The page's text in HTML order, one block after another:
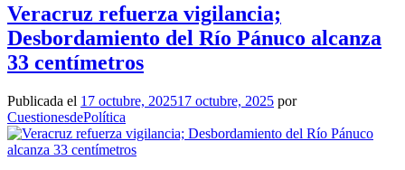
Veracruz refuerza vigilancia;
Desbordamiento del Río Pánuco alcanza
33 centímetros
Publicada el 17 octubre, 202517 octubre, 2025 por
CuestionesdePolítica